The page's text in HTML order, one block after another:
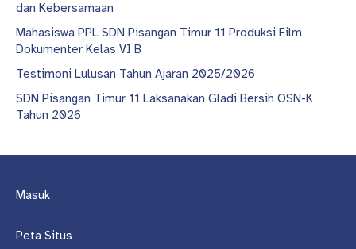
dan Kebersamaan
Mahasiswa PPL SDN Pisangan Timur 11 Produksi Film
Dokumenter Kelas VI B
Testimoni Lulusan Tahun Ajaran 2025/2026
SDN Pisangan Timur 11 Laksanakan Gladi Bersih OSN-K
Tahun 2026
Masuk
Peta Situs